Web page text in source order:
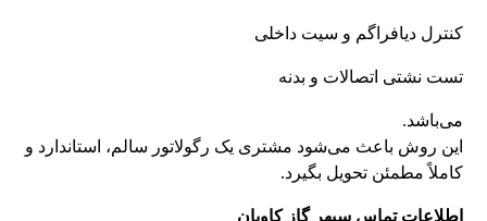
کنترل دیافراگم و سیت داخلی
تست نشتی اتصالات و بدنه
می‌باشد.
این روش باعث می‌شود مشتری یک رگولاتور سالم، استاندارد و
کاملاً مطمئن تحویل بگیرد.
اطلاعات تماس سپهر گاز کاویان